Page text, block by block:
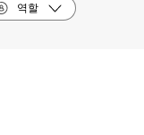
역할